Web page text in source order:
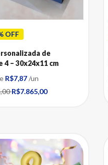
OFF
de
4 – 30x24x11 cm
R$7,87/un
R$7.865,00